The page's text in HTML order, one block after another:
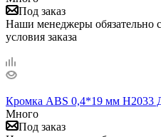
Под заказ
Наши менеджеры обязательно
условия заказа
Кромка ABS 0,4*19 мм H2033
Много
Под заказ